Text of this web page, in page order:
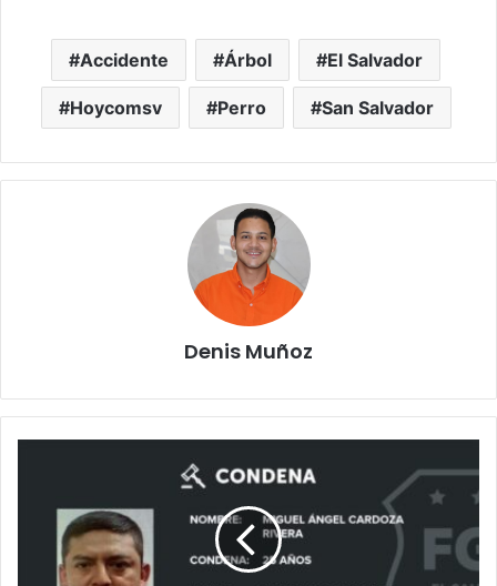
Accidente Árbol El Salvador
Hoycomsv Perro San Salvador
Denis Muñoz